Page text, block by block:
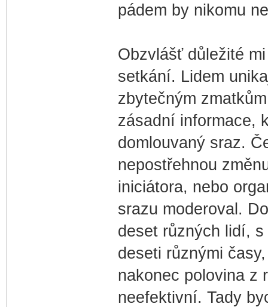
pádem by nikomu
Obzvlášť důležité
setkání. Lidem
zbytečným
zásadní informace,
domlouvaný sraz.
nepostřehnou
iniciátora, nebo
srazu moderoval.
deset různých lidí,
deseti různými
nakonec polovina z
neefektivní. Tady